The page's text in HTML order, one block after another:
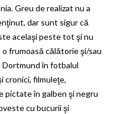
Greu de realizat nu a
dar sunt sigur că
acelaşi peste tot şi nu
frumoasă călătorie şi/sau
Dortmund în fotbalul
cronici, filmuleţe,
pictate în galben şi negru
cu bucurii şi